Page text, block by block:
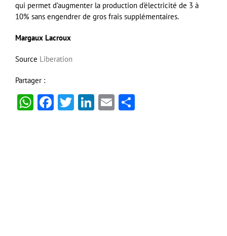
qui permet d’augmenter la production d’électricité de 3 à
10% sans engendrer de gros frais supplémentaires.
Margaux Lacroux
Source Liberation
Partager :
WhatsApp
Facebook
Twitter
LinkedIn
Email